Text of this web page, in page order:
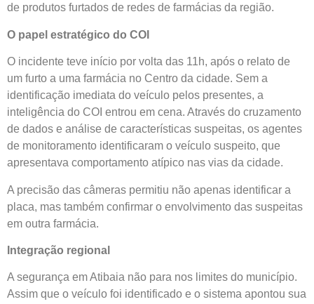
de produtos furtados de redes de farmácias da região.
O papel estratégico do COI
O incidente teve início por volta das 11h, após o relato de
um furto a uma farmácia no Centro da cidade. Sem a
identificação imediata do veículo pelos presentes, a
inteligência do COI entrou em cena. Através do cruzamento
de dados e análise de características suspeitas, os agentes
de monitoramento identificaram o veículo suspeito, que
apresentava comportamento atípico nas vias da cidade.
A precisão das câmeras permitiu não apenas identificar a
placa, mas também confirmar o envolvimento das suspeitas
em outra farmácia.
Integração regional
A segurança em Atibaia não para nos limites do município.
Assim que o veículo foi identificado e o sistema apontou sua